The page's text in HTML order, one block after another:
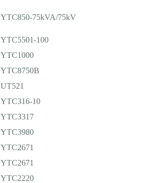
YTC850-75kVA/75kV
YTC5501-100
YTC1000
YTC8750B
UT521
YTC316-10
YTC3317
YTC3980
YTC2671
YTC2671
YTC2220